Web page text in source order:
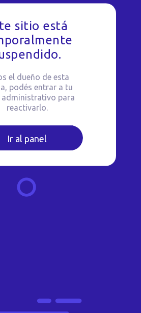
sitio está
el dueño de esta
podés entrar a tu
administrativo para
reactivarlo.
Ir al panel